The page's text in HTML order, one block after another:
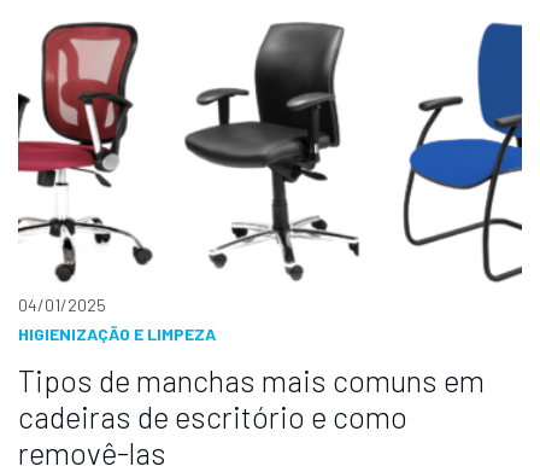
04/01/2025
HIGIENIZAÇÃO E LIMPEZA
Tipos de manchas mais comuns em
cadeiras de escritório e como
removê-las